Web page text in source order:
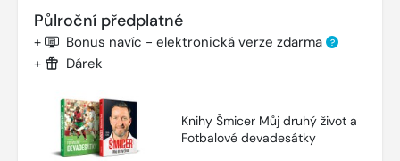
Půlroční předplatné
+ Bonus navíc - elektronická verze zdarma ?
+ Dárek
Knihy Šmicer Můj druhý život a
Fotbalové devadesátky